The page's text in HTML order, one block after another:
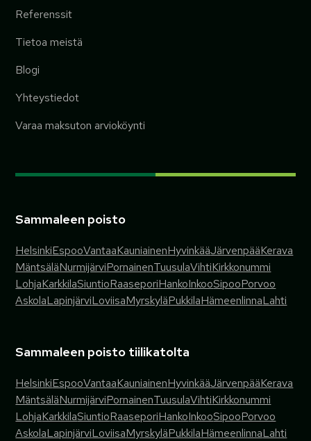
Referenssit
Tietoa meistä
Blogi
Yhteystiedot
Varaa maksuton arvioköynti
Sammaleen poisto
HelsinkiEspooVantaaKauniainenHyvinkääJärvenpääKerava
MäntsäläNurmijärviPornainenTuusulaVihtiKirkkonummi
LohjaKarkkilaSiuntioRaaseporiHankoInkooSipooPorvoo
AskolaLapinjärviLoviisaMyrskyläPukkilaHämeenlinnaLahti
Sammaleen poisto tiilikatolta
HelsinkiEspooVantaaKauniainenHyvinkääJärvenpääKerava
MäntsäläNurmijärviPornainenTuusulaVihtiKirkkonummi
LohjaKarkkilaSiuntioRaaseporiHankoInkooSipooPorvoo
AskolaLapinjärviLoviisaMyrskyläPukkilaHämeenlinnaLahti